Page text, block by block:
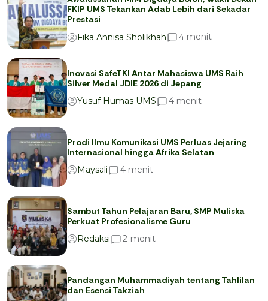
FKIP UMS Tekankan Adab Lebih dari Sekadar
Prestasi
Fika Annisa Sholikhah
4 menit
Inovasi SafeTKI Antar Mahasiswa UMS Raih
Silver Medal JDIE 2026 di Jepang
Yusuf Humas UMS
4 menit
Prodi Ilmu Komunikasi UMS Perluas Jejaring
Internasional hingga Afrika Selatan
Maysali
4 menit
Sambut Tahun Pelajaran Baru, SMP Muliska
Perkuat Profesionalisme Guru
Redaksi
2 menit
Pandangan Muhammadiyah tentang Tahlilan
dan Esensi Takziah